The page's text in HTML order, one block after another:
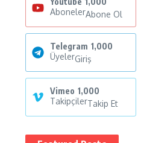
AbonelerAbone Ol
Telegram 1,000
ÜyelerGiriş
Vimeo 1,000
TakipçilerTakip Et